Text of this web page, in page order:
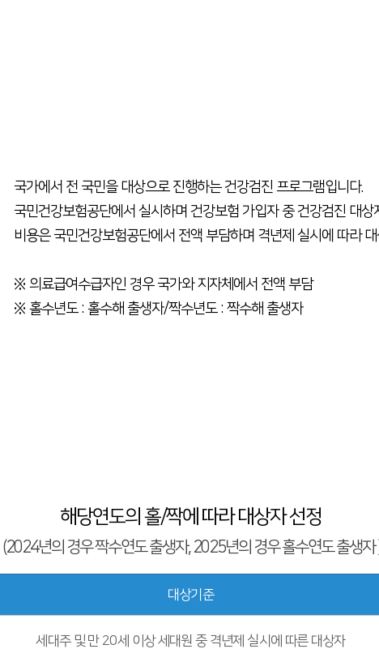
국가에서 전 국민을 대상으로 진행하는 건강검진 프로그램입니다.
국민건강보험공단에서 실시하며 건강보험 가입자 중 건강검진 대
비용은 국민건강보험공단에서 전액 부담하며 격년제 실시에 따라
※ 의료급여수급자인 경우 국가와 지자체에서 전액 부담
※ 홀수년도 : 홀수해 출생자/짝수년도 : 짝수해 출생자
해당연도의 홀/짝에 따라 대상자 선정
(2024년의 경우 짝수연도 출생자, 2025년의 경우 홀수연도 출생자
대상기준
세대주 및 만 20세 이상 세대원 중 격년제 실시에 따른 대상자